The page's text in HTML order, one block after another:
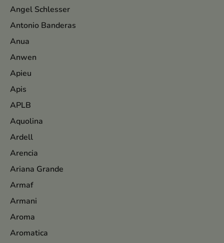
Angel Schlesser
Antonio Banderas
Anua
Anwen
Apieu
Apis
APLB
Aquolina
Ardell
Arencia
Ariana Grande
Armaf
Armani
Aroma
Aromatica